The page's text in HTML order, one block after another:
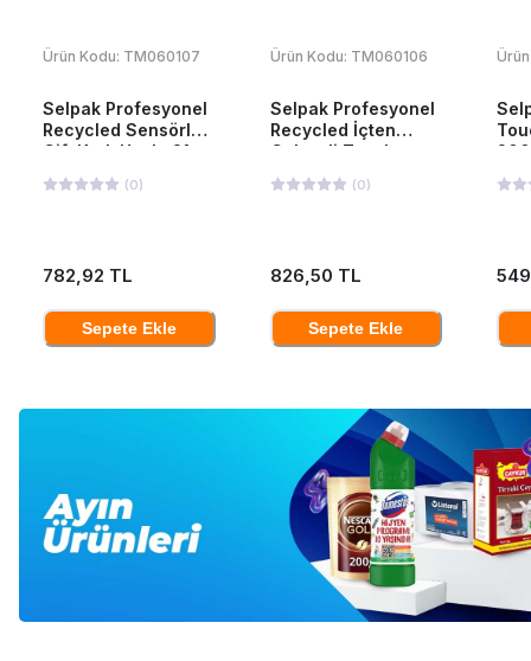
Ürün Kodu: TM060107
Selpak Profesyonel
Recycled Sensörlü
Çift Katlı Havlu 21
(0)
782,92 TL
Sepete Ekle
Ürün Kodu: TM060106
Selpak Profesyonel
Recycled İçten
Çekmeli Tuvalet
(0)
826,50 TL
Sepete Ekle